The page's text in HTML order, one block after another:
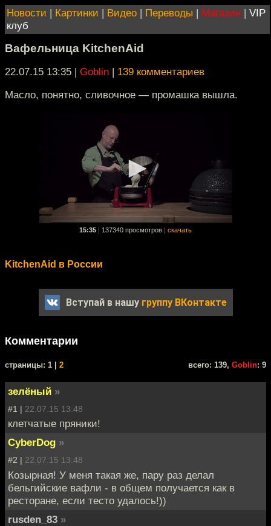
Новости | Картинки | Видео | Переводы | Магазин | VIP
клуб
Вафельница KitchenAid
22.07.15 13:35 | Goblin | 139 комментариев
Масло, понятно, сливочное — промашка вышла.
15:35 137340 просмотров скачать
KitchenAid в России
Вступай в нашу группу ВКонтакте
Комментарии
cтраницы: 1 | 2 всего: 139, Goblin: 9
зелёный »
#1 | 22.07.15 13:48
клетчатые пряники!
CyberDog »
#2 | 22.07.15 13:48
Козырная! У меня такая же, пару раз делал
бельгийские вафли - в общем получается как в
ресторане, если тесто удалось!))
rusden_83 »